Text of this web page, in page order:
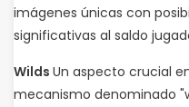
imágenes únicas con
significativas al saldo
Wilds Un aspecto crucial
mecanismo denominado